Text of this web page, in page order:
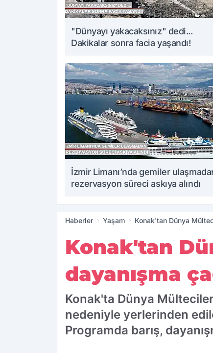
"Dünyayı yakacaksınız" dedi...
Dakikalar sonra facia yaşandı!
İzmir Limanı’nda gemiler
rezervasyon süreci askıya alındı
Haberler Yaşam Konak'tan Dünya
Konak'tan
dayanışma
Konak'ta Dünya
nedeniyle yerlerinden
Programda barış,